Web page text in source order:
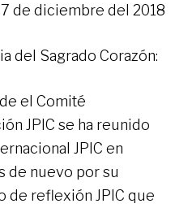
7 de diciembre del 2018
del Sagrado Corazón:
el Comité
JPIC se ha reunido
JPIC en
de nuevo por su
de reflexión JPIC que